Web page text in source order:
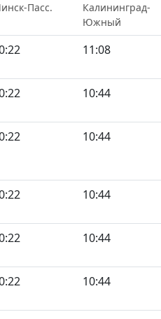
Пасс.
Калининград-
Южный
11:08
10:44
10:44
10:44
10:44
10:44